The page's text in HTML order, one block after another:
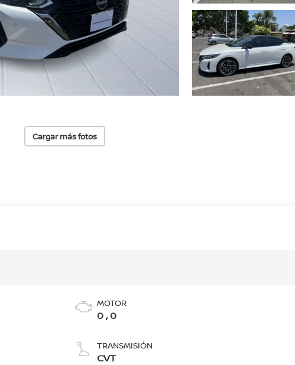
Cargar más fotos
MOTOR
0 , 0
TRANSMISIÓN
CVT